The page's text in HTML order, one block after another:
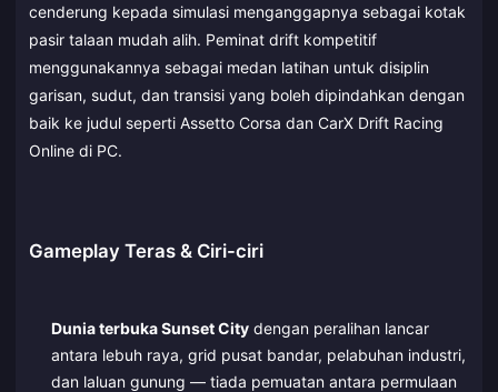
cenderung kepada simulasi menganggapnya sebagai kotak
pasir talaan mudah alih. Peminat drift kompetitif
menggunakannya sebagai medan latihan untuk disiplin
garisan, sudut, dan transisi yang boleh dipindahkan dengan
baik ke judul seperti Assetto Corsa dan CarX Drift Racing
Online di PC.
Gameplay Teras & Ciri-ciri
Dunia terbuka Sunset Citydengan peralihan lancar
antara lebuh raya, grid pusat bandar, pelabuhan industri,
dan laluan gunung — tiada pemuatan antara permulaan